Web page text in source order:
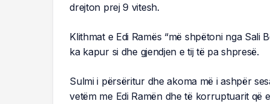
drejton prej 9 vitesh.
Klithmat e Edi Ramës “më shpëtoni nga Sali
ka kapur si dhe gjendjen e tij të pa shpresë.
Sulmi i përsëritur dhe akoma më i ashpër
vetëm me Edi Ramën dhe të korruptuarit që